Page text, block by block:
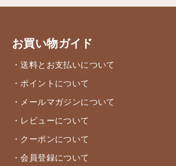
お買い物ガイド
・送料とお支払いについて
・ポイントについて
・メールマガジンについて
・レビューについて
・クーポンについて
・会員登録について